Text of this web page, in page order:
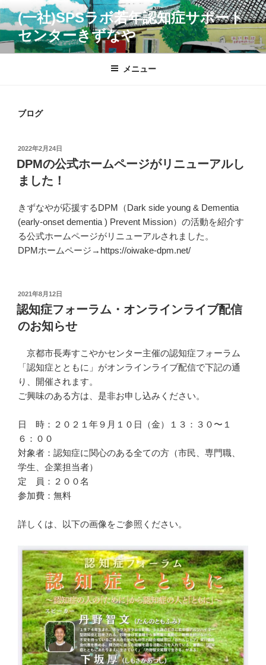
コ
ン
(一社)SPSラボ若年認知症サポート
センターきずなや
メニュー
ブログ
投
稿
日:
2022年2月24日
DPMの公式ホームページがリニューアルし
ました！
きずなやが応援するDPM（Dark side young & Dementia
(early-onset dementia ) Prevent Mission）の活動を紹介す
る公式ホームページがリニューアルされました。
DPMホームページ→https://oiwake-dpm.net/
投
稿
日:
2021年8月12日
認知症フォーラム・オンラインライブ配信
のお知らせ
京都市長寿すこやかセンター主催の認知症フォーラム
「認知症とともに」がオンラインライブ配信で下記の通
り、開催されます。
ご興味のある方は、是非お申し込みください。
日 時：２０２１年９月１０日（金）１３：３０〜１
６：００
対象者：認知症に関心のある全ての方（市民、専門職、
学生、企業担当者）
定 員：２００名
参加費：無料
詳しくは、以下の画像をご参照ください。